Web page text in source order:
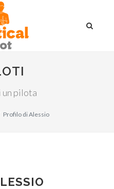
un pilota
Profilo di Alessio